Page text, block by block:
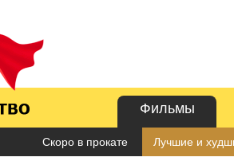
Фильмы
Скоро в прокате Лучшие и